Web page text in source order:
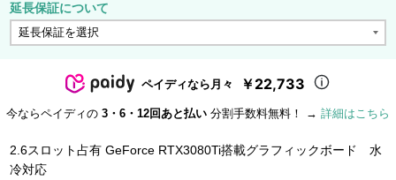
延長保証について
ペイディなら月々 ￥22,733
今ならペイディの 3・6・12回あと払い 分割手数料無料！ → 詳細はこちら
2.6スロット占有 GeForce RTX3080Ti搭載グラフィックボード 水
冷対応